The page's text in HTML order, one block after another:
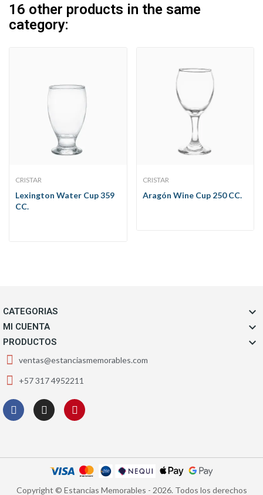
16 other products in the same
category:
CRISTAR
Lexington Water Cup 359
CC.
CRISTAR
Aragón Wine Cup 250 CC.
CATEGORIAS 
MI CUENTA 
PRODUCTOS 
ventas@estanciasmemorables.com
+57 317 4952211
Copyright © Estancias Memorables - 2026. Todos los derechos